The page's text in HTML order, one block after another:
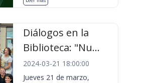
Diálogos en la
Biblioteca: "Nu...
2024-03-21 18:00:00
Jueves 21 de marzo,